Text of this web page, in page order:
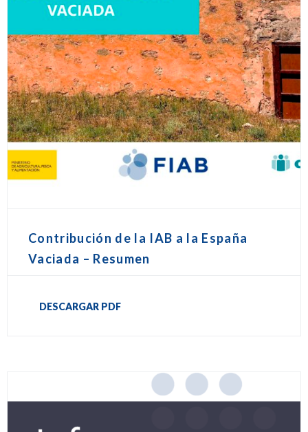
Contribución de la IAB a la España
Vaciada – Resumen
DESCARGAR PDF